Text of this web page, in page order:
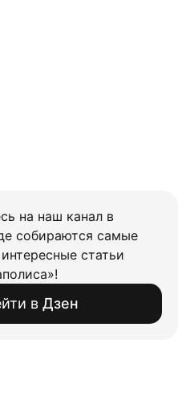
на наш канал в
собираются самые
статьи
в Дзен